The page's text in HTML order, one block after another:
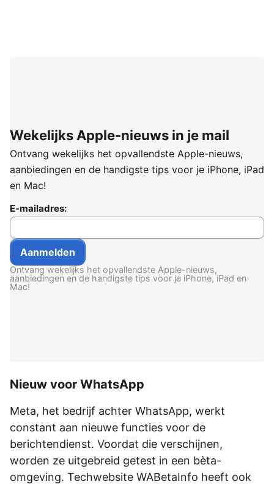
Wekelijks Apple-nieuws in je mail
Ontvang wekelijks het opvallendste Apple-nieuws,
aanbiedingen en de handigste tips voor je iPhone, iPad
en Mac!
E-mailadres:
Ontvang wekelijks het opvallendste Apple-nieuws,
aanbiedingen en de handigste tips voor je iPhone, iPad en
Mac!
Nieuw voor WhatsApp
Meta, het bedrijf achter WhatsApp, werkt
constant aan nieuwe functies voor de
berichtendienst. Voordat die verschijnen,
worden ze uitgebreid getest in een bèta-
omgeving. Techwebsite WABetaInfo heeft ook